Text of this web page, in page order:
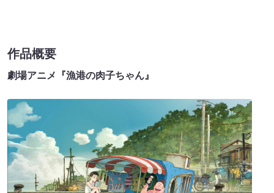
作品概要
劇場アニメ『漁港の肉子ちゃん』